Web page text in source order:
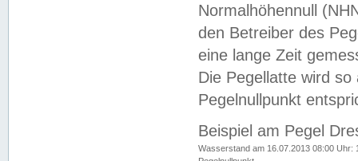
Normalhöhennull
den Betreiber des
eine lange Zeit
Die Pegellatte wird
Pegelnullpunkt
Beispiel am Pegel
Wasserstand am 16.07.2013 08:00 Uhr: